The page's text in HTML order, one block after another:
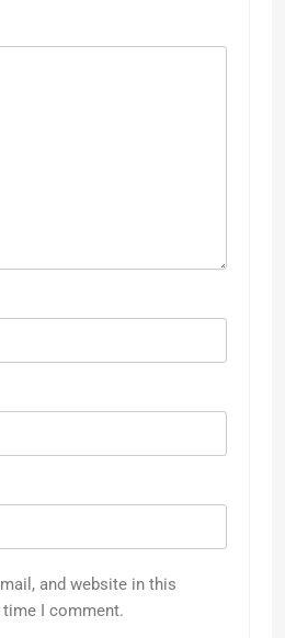
and website in this
I comment.